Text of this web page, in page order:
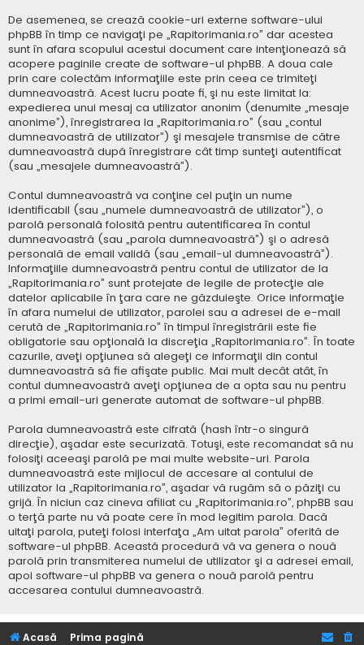
De asemenea, se crează cookie-uri externe software-ului
phpBB în timp ce navigaţi pe „Rapitorimania.ro” dar acestea
sunt în afara scopului acestui document care intenţionează să
acopere paginile create de software-ul phpBB. A doua cale
prin care colectăm informaţiile este prin ceea ce trimiteţi
dumneavoastră. Acest lucru poate fi, şi nu este limitat la:
expedierea unui mesaj ca utilizator anonim (denumite „mesaje
anonime”), înregistrarea la „Rapitorimania.ro” (sau „contul
dumneavoastră de utilizator”) şi mesajele transmise de către
dumneavoastră după înregistrare cât timp sunteţi autentificat
(sau „mesajele dumneavoastră”).
Contul dumneavoastră va conţine cel puţin un nume
identificabil (sau „numele dumneavoastră de utilizator”), o
parolă personală folosită pentru autentificarea în contul
dumneavoastră (sau „parola dumneavoastră”) şi o adresă
personală de email validă (sau „email-ul dumneavoastră”).
Informaţiile dumneavoastră pentru contul de utilizator de la
„Rapitorimania.ro” sunt protejate de legile de protecţie ale
datelor aplicabile în ţara care ne găzduieşte. Orice informaţie
în afara numelui de utilizator, parolei sau a adresei de e-mail
cerută de „Rapitorimania.ro” în timpul înregistrării este fie
obligatorie sau opţională la discreţia „Rapitorimania.ro”. În toate
cazurile, aveţi opţiunea să alegeţi ce informaţii din contul
dumneavoastră să fie afişate public. Mai mult decât atât, în
contul dumneavoastră aveţi opţiunea de a opta sau nu pentru
a primi email-uri generate automat de software-ul phpBB.
Parola dumneavoastră este cifrată (hash într-o singură
direcţie), aşadar este securizată. Totuşi, este recomandat să nu
folosiţi aceeaşi parolă pe mai multe website-uri. Parola
dumneavoastră este mijlocul de accesare al contului de
utilizator la „Rapitorimania.ro”, aşadar vă rugăm să o păziţi cu
grijă. În niciun caz cineva afiliat cu „Rapitorimania.ro”, phpBB sau
o terţă parte nu vă poate cere în mod legitim parola. Dacă
uitaţi parola, puteţi folosi interfaţa „Am uitat parola” oferită de
software-ul phpBB. Această procedură vă va genera o nouă
parolă prin transmiterea numelui de utilizator şi a adresei email,
apoi software-ul phpBB va genera o nouă parolă pentru
accesarea contului dumneavoastră.
Acasă Prima pagină